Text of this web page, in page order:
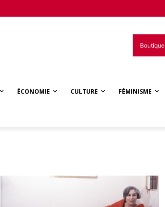
Boutique
ÉCONOMIE CULTURE FÉMINISME